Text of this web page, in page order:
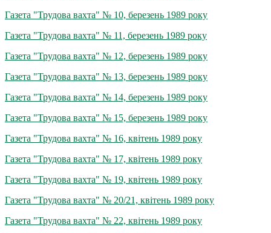
Газета "Трудова вахта" № 10, березень 1989 року
Газета "Трудова вахта" № 11, березень 1989 року
Газета "Трудова вахта" № 12, березень 1989 року
Газета "Трудова вахта" № 13, березень 1989 року
Газета "Трудова вахта" № 14, березень 1989 року
Газета "Трудова вахта" № 15, березень 1989 року
Газета "Трудова вахта" № 16, квітень 1989 року
Газета "Трудова вахта" № 17, квітень 1989 року
Газета "Трудова вахта" № 19, квітень 1989 року
Газета "Трудова вахта" № 20/21, квітень 1989 року
Газета "Трудова вахта" № 22, квітень 1989 року